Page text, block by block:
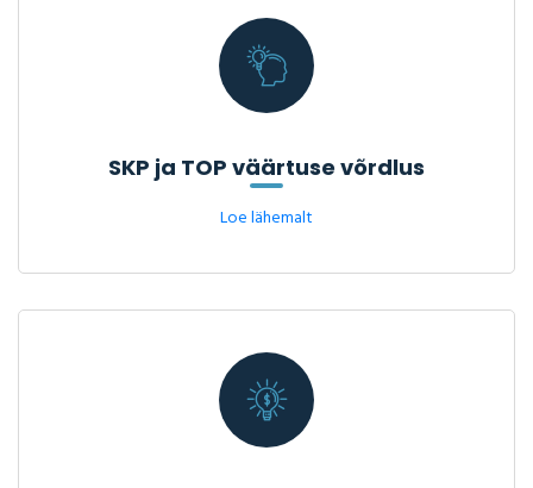
SKP ja TOP väärtuse võrdlus
Loe lähemalt